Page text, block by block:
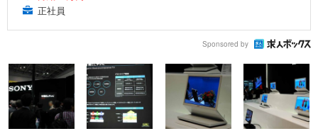
正社員
Sponsored by